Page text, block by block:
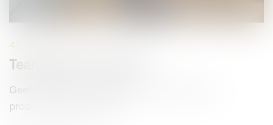
40 uur
Teamleider Productie
Geef jij binnenkort leiding aan ons team van
productiemedewerkers?